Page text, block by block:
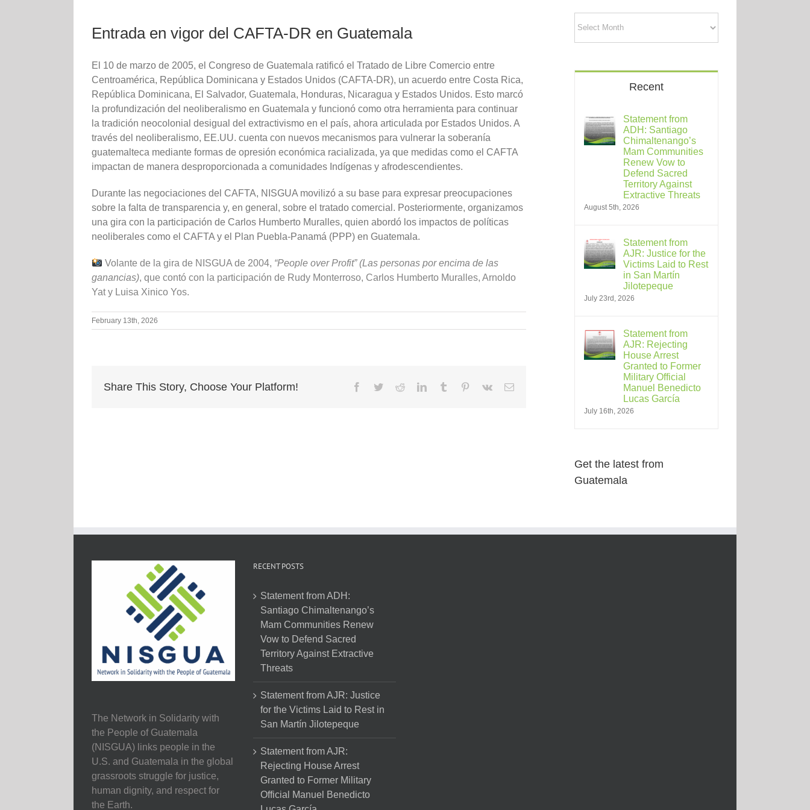
Entrada en vigor del CAFTA-DR en Guatemala
El 10 de marzo de 2005, el Congreso de Guatemala ratificó el Tratado de Libre Comercio entre
Centroamérica, República Dominicana y Estados Unidos (CAFTA-DR), un acuerdo entre Costa Rica,
República Dominicana, El Salvador, Guatemala, Honduras, Nicaragua y Estados Unidos. Esto marcó
la profundización del neoliberalismo en Guatemala y funcionó como otra herramienta para continuar
la tradición neocolonial desigual del extractivismo en el país, ahora articulada por Estados Unidos. A
través del neoliberalismo, EE.UU. cuenta con nuevos mecanismos para vulnerar la soberanía
guatemalteca mediante formas de opresión económica racializada, ya que medidas como el CAFTA
impactan de manera desproporcionada a comunidades Indígenas y afrodescendientes.
Durante las negociaciones del CAFTA, NISGUA movilizó a su base para expresar preocupaciones
sobre la falta de transparencia y, en general, sobre el tratado comercial. Posteriormente, organizamos
una gira con la participación de Carlos Humberto Muralles, quien abordó los impactos de políticas
neoliberales como el CAFTA y el Plan Puebla-Panamá (PPP) en Guatemala.
Volante de la gira de NISGUA de 2004, “People over Profit” (Las personas por encima de las
ganancias), que contó con la participación de Rudy Monterroso, Carlos Humberto Muralles, Arnoldo
Yat y Luisa Xinico Yos.
February 13th, 2026
Share This Story, Choose Your Platform! Facebook
TwitterRedditLinkedInTumblr Pinterest
Vk Email
Recent
Statement from
ADH: Santiago
Chimaltenango’s
Mam Communities
Renew Vow to
Defend Sacred
Territory Against
Extractive Threats
August 5th, 2026
Statement from
AJR: Justice for the
Victims Laid to Rest
in San Martín
Jilotepeque
July 23rd, 2026
Statement from
AJR: Rejecting
House Arrest
Granted to Former
Military Official
Manuel Benedicto
Lucas García
July 16th, 2026
Get the latest from
Guatemala
The Network in Solidarity with
the People of Guatemala
(NISGUA) links people in the
U.S. and Guatemala in the global
grassroots struggle for justice,
human dignity, and respect for
the Earth.
RECENT POSTS
Statement from ADH:
Santiago Chimaltenango’s
Mam Communities Renew
Vow to Defend Sacred
Territory Against Extractive
Threats
Statement from AJR: Justice
for the Victims Laid to Rest in
San Martín Jilotepeque
Statement from AJR:
Rejecting House Arrest
Granted to Former Military
Official Manuel Benedicto